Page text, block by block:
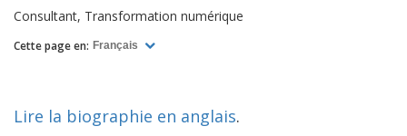
Consultant, Transformation numérique
Cette page en: Français
Lire la biographie en anglais.